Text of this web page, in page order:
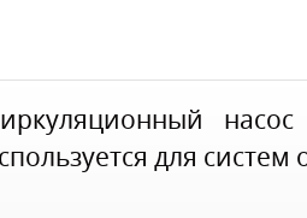
насос
для систем